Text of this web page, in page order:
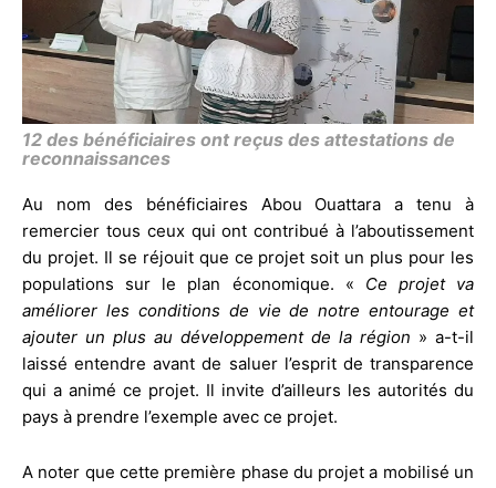
12 des bénéficiaires ont reçus des attestations de
reconnaissances
Au nom des bénéficiaires Abou Ouattara a tenu à
remercier tous ceux qui ont contribué à l’aboutissement
du projet. Il se réjouit que ce projet soit un plus pour les
populations sur le plan économique. « Ce projet va
améliorer les conditions de vie de notre entourage et
ajouter un plus au développement de la région » a-t-il
laissé entendre avant de saluer l’esprit de transparence
qui a animé ce projet. Il invite d’ailleurs les autorités du
pays à prendre l’exemple avec ce projet.
A noter que cette première phase du projet a mobilisé un